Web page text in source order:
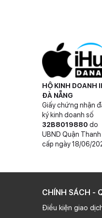
Quay sang mặt
cong, giúp độ bền
HỘ KINH DOANH
ĐÀ NẴNG
Giấy chứng nhận
ký kinh doanh số
32B8019880 do
UBND Quận Thanh
cấp ngày 18/06/
CHÍNH SÁCH -
Điều kiện giao